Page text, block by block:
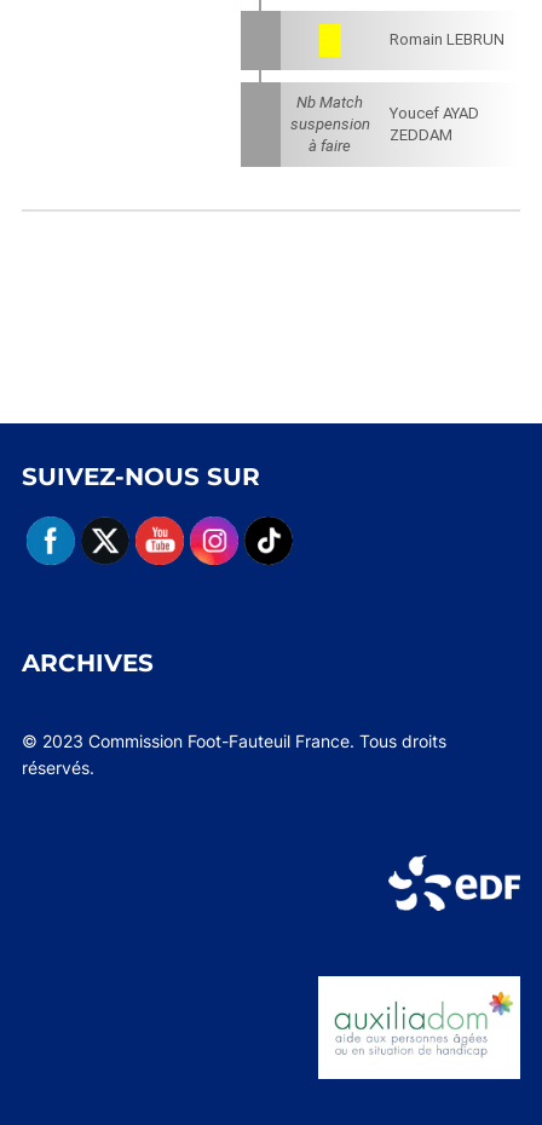
Romain LEBRUN
Nb Match
suspension
à faire
Youcef AYAD
ZEDDAM
SUIVEZ-NOUS SUR
ARCHIVES
© 2023 Commission Foot-Fauteuil France. Tous droits
réservés.